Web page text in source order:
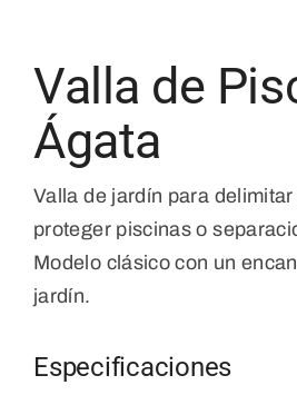
Valla de
Ágata
Valla de jardín para
proteger piscinas o
Modelo clásico con un
jardín.
Especificaciones